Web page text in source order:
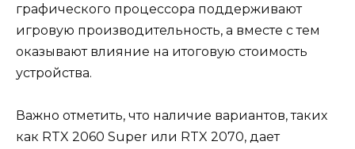
графического процессора поддерживают
игровую производительность, а вместе с тем
оказывают влияние на итоговую стоимость
устройства.
Важно отметить, что наличие вариантов, таких
как RTX 2060 Super или RTX 2070, дает